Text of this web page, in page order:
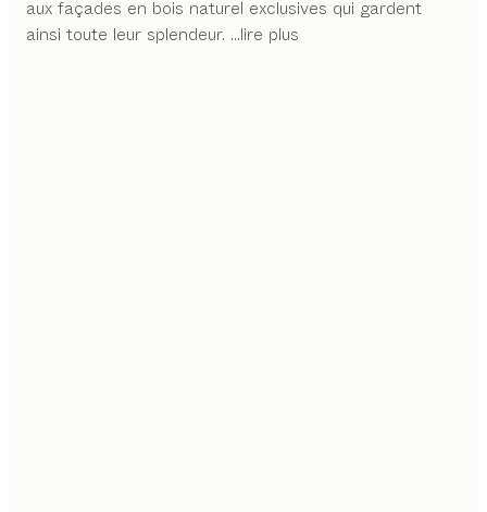
aux façades en bois naturel exclusives qui gardent
ainsi toute leur splendeur. ...lire plus